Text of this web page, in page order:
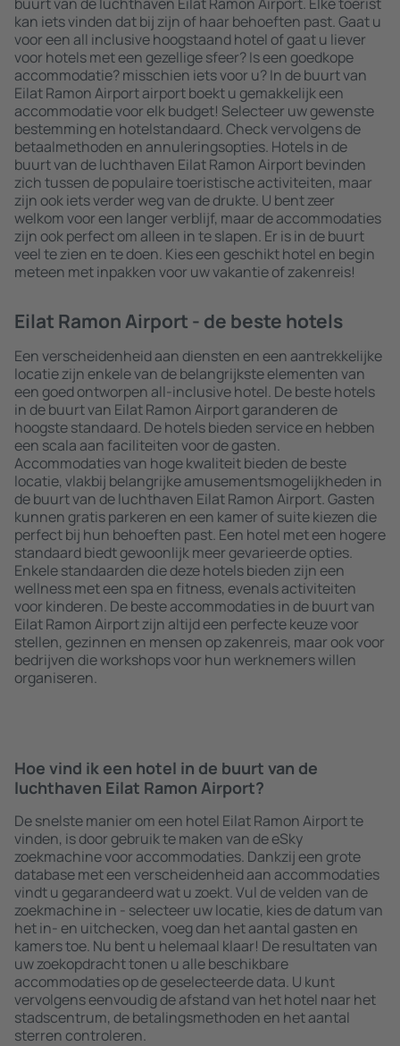
kan iets vinden dat bij zijn of haar behoeften past. Gaat u
voor een all inclusive hoogstaand hotel of gaat u liever
voor hotels met een gezellige sfeer? Is een goedkope
accommodatie? misschien iets voor u? In de buurt van
Eilat Ramon Airport airport boekt u gemakkelijk een
accommodatie voor elk budget! Selecteer uw gewenste
bestemming en hotelstandaard. Check vervolgens de
betaalmethoden en annuleringsopties. Hotels in de
buurt van de luchthaven Eilat Ramon Airport bevinden
zich tussen de populaire toeristische activiteiten, maar
zijn ook iets verder weg van de drukte. U bent zeer
welkom voor een langer verblijf, maar de accommodaties
zijn ook perfect om alleen in te slapen. Er is in de buurt
veel te zien en te doen. Kies een geschikt hotel en begin
meteen met inpakken voor uw vakantie of zakenreis!
Eilat Ramon Airport - de beste hotels
Een verscheidenheid aan diensten en een aantrekkelijke
locatie zijn enkele van de belangrijkste elementen van
een goed ontworpen all-inclusive hotel. De beste hotels
in de buurt van Eilat Ramon Airport garanderen de
hoogste standaard. De hotels bieden service en hebben
een scala aan faciliteiten voor de gasten.
Accommodaties van hoge kwaliteit bieden de beste
locatie, vlakbij belangrijke amusementsmogelijkheden in
de buurt van de luchthaven Eilat Ramon Airport. Gasten
kunnen gratis parkeren en een kamer of suite kiezen die
perfect bij hun behoeften past. Een hotel met een hogere
standaard biedt gewoonlijk meer gevarieerde opties.
Enkele standaarden die deze hotels bieden zijn een
wellness met een spa en fitness, evenals activiteiten
voor kinderen. De beste accommodaties in de buurt van
Eilat Ramon Airport zijn altijd een perfecte keuze voor
stellen, gezinnen en mensen op zakenreis, maar ook voor
bedrijven die workshops voor hun werknemers willen
organiseren.
Hoe vind ik een hotel in de buurt van de
luchthaven Eilat Ramon Airport?
De snelste manier om een hotel Eilat Ramon Airport te
vinden, is door gebruik te maken van de eSky
zoekmachine voor accommodaties. Dankzij een grote
database met een verscheidenheid aan accommodaties
vindt u gegarandeerd wat u zoekt. Vul de velden van de
zoekmachine in - selecteer uw locatie, kies de datum van
het in- en uitchecken, voeg dan het aantal gasten en
kamers toe. Nu bent u helemaal klaar! De resultaten van
uw zoekopdracht tonen u alle beschikbare
accommodaties op de geselecteerde data. U kunt
vervolgens eenvoudig de afstand van het hotel naar het
stadscentrum, de betalingsmethoden en het aantal
sterren controleren.